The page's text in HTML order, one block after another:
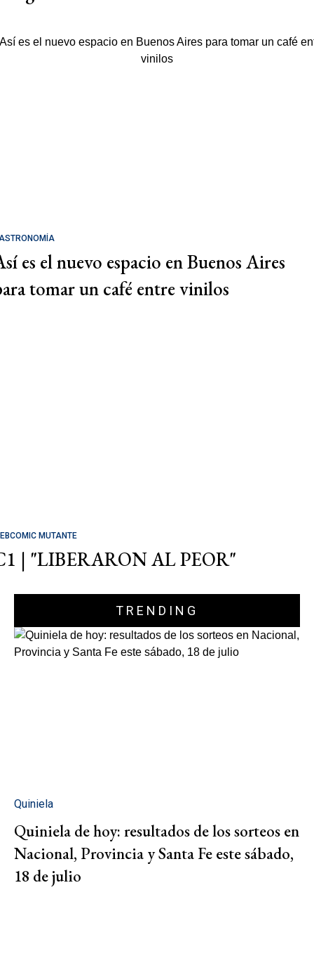
es el nuevo espacio en Buenos Aires
tomar un café entre vinilos
MUTANTE
| "LIBERARON AL PEOR"
TRENDING
Quiniela
Quiniela de hoy: resultados de los sorteos en
Nacional, Provincia y Santa Fe este sábado,
18 de julio